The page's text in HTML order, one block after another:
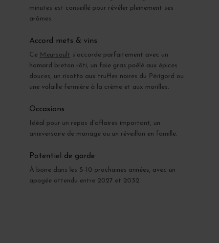
minutes est conseillé pour révéler pleinement ses
arômes.
Accord mets & vins
Ce Meursault s'accorde parfaitement avec un
homard breton rôti, un foie gras poêlé aux épices
douces, un risotto aux truffes noires du Périgord ou
une volaille fermière à la crème et aux morilles.
Occasions
Idéal pour un repas d'affaires important, un
anniversaire de mariage ou un réveillon en famille.
Potentiel de garde
À boire dans les 5-10 prochaines années, avec un
apogée attendu entre 2027 et 2032.